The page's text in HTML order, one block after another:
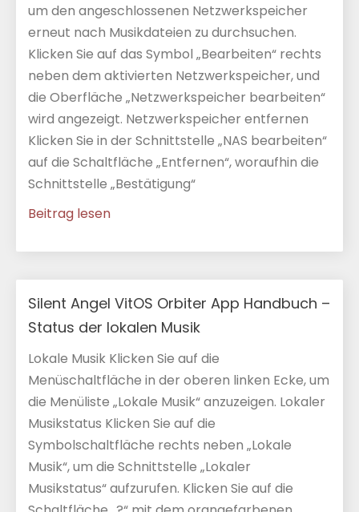
um den angeschlossenen Netzwerkspeicher
erneut nach Musikdateien zu durchsuchen.
Klicken Sie auf das Symbol „Bearbeiten“ rechts
neben dem aktivierten Netzwerkspeicher, und
die Oberfläche „Netzwerkspeicher bearbeiten“
wird angezeigt. Netzwerkspeicher entfernen
Klicken Sie in der Schnittstelle „NAS bearbeiten“
auf die Schaltfläche „Entfernen“, woraufhin die
Schnittstelle „Bestätigung“
Beitrag lesen
Silent Angel VitOS Orbiter App Handbuch –
Status der lokalen Musik
Lokale Musik Klicken Sie auf die
Menüschaltfläche in der oberen linken Ecke, um
die Menüliste „Lokale Musik“ anzuzeigen. Lokaler
Musikstatus Klicken Sie auf die
Symbolschaltfläche rechts neben „Lokale
Musik“, um die Schnittstelle „Lokaler
Musikstatus“ aufzurufen. Klicken Sie auf die